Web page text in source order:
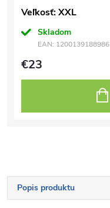
Veľkosť: XXL
Skladom
EAN: 1200139188986
€23
Popis produktu